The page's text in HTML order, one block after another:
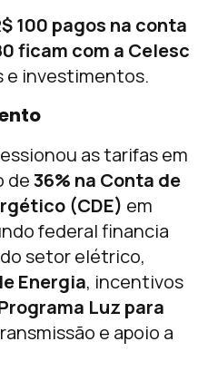
100 pagos na conta
ficam com a Celesc
e investimentos.
as tarifas em
de36% na Conta de
(CDE) em
federal financia
setor elétrico,
Energia, incentivos
Luz para
e apoio a